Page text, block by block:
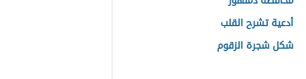
أدعية تشرح القلب
شكل شجرة الزقوم